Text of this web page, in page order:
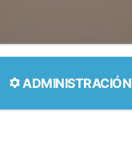
ADMINISTRACIÓN